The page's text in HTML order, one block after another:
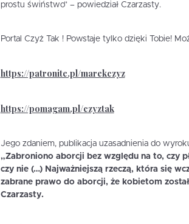
prostu świństwo” – powiedział Czarzasty.
Portal Czyż Tak ! Powstaje tylko dzięki Tobie!
https://patronite.pl/marekczyz
https://pomagam.pl/czyztak
Jego zdaniem, publikacja uzasadnienia do
„Zabroniono aborcji bez względu na to, czy
czy nie (…) Najważniejszą rzeczą, która się
zabrane prawo do aborcji, że kobietom
Czarzasty.